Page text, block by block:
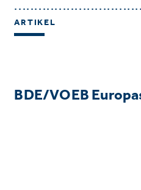
ARTIKEL
BDE/VOEB